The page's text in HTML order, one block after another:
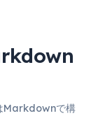
Markdownで構